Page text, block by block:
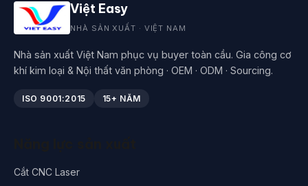
Việt Easy
NHÀ SẢN XUẤT · VIỆT NAM
Nhà sản xuất Việt Nam phục vụ buyer toàn cầu. Gia công cơ
khí kim loại & Nội thất văn phòng · OEM · ODM · Sourcing.
ISO 9001:2015 15+ NĂM
Cắt CNC Laser